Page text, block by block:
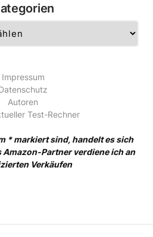
Impressum
Autoren
Test-Rechner
* markiert sind, handelt es sich
Partner verdiene ich an
Verkäufen